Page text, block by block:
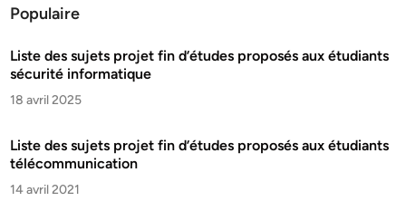
Populaire
Liste des sujets projet fin d’études proposés aux étudiants
sécurité informatique
18 avril 2025
Liste des sujets projet fin d’études proposés aux étudiants
télécommunication
14 avril 2021